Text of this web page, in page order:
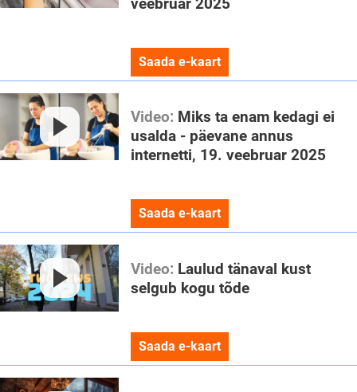
veebruar 2025
Saada e-kaart
Video: Miks ta enam kedagi ei
usalda - päevane annus
internetti, 19. veebruar 2025
Saada e-kaart
Video: Laulud tänaval kust
selgub kogu tõde
Saada e-kaart